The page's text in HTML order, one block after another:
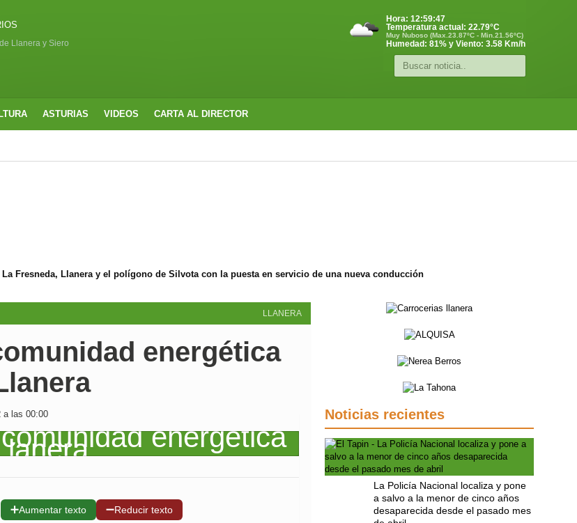
Llanera y Siero
Hora: 12:59:48
Temperatura actual: 22.79°C
Muy Nuboso (Max.23.87ºC - Min.21.56ºC)
Humedad: 81% y Viento: 3.58 Km/h
ASTURIAS VIDEOS CARTA AL DIRECTOR
Fresneda, Llanera y el polígono de Silvota con la puesta en servicio de una nueva conducción
LLANERA
energética
a las 00:00
➕Aumentar texto ➖Reducir texto
Noticias recientes
La Policía Nacional localiza y pone
a salvo a la menor de cinco años
desaparecida desde el pasado mes